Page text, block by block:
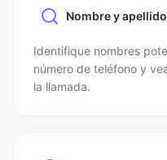
Nombre y apellido
Identifique nombres
número de teléfono y
la llamada.